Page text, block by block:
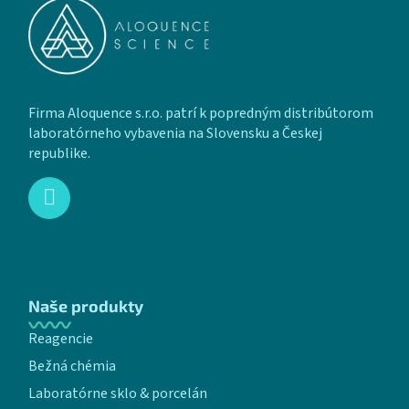
Firma Aloquence s.r.o. patrí k popredným distribútorom
laboratórneho vybavenia na Slovensku a Českej
republike.
Naše produkty
Reagencie
Bežná chémia
Laboratórne sklo & porcelán